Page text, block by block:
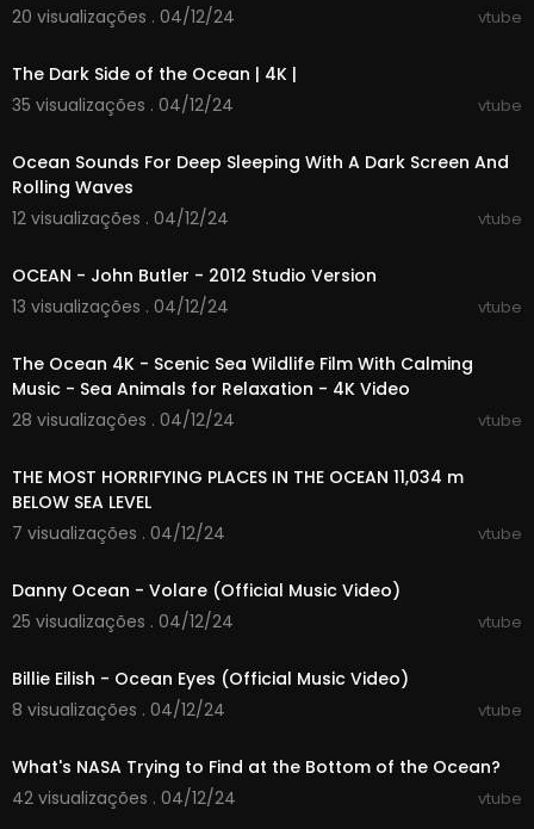
20 visualizações . 04/12/24
vtube
The Dark Side of the Ocean | 4K |
35 visualizações . 04/12/24
vtube
Ocean Sounds For Deep Sleeping With A Dark Screen And
Rolling Waves
12 visualizações . 04/12/24
vtube
OCEAN - John Butler - 2012 Studio Version
13 visualizações . 04/12/24
vtube
The Ocean 4K - Scenic Sea Wildlife Film With Calming
Music - Sea Animals for Relaxation - 4K Video
28 visualizações . 04/12/24
vtube
THE MOST HORRIFYING PLACES IN THE OCEAN 11,034 m
BELOW SEA LEVEL
7 visualizações . 04/12/24
vtube
Danny Ocean - Volare (Official Music Video)
25 visualizações . 04/12/24
vtube
Billie Eilish - Ocean Eyes (Official Music Video)
8 visualizações . 04/12/24
vtube
What's NASA Trying to Find at the Bottom of the Ocean?
42 visualizações . 04/12/24
vtube